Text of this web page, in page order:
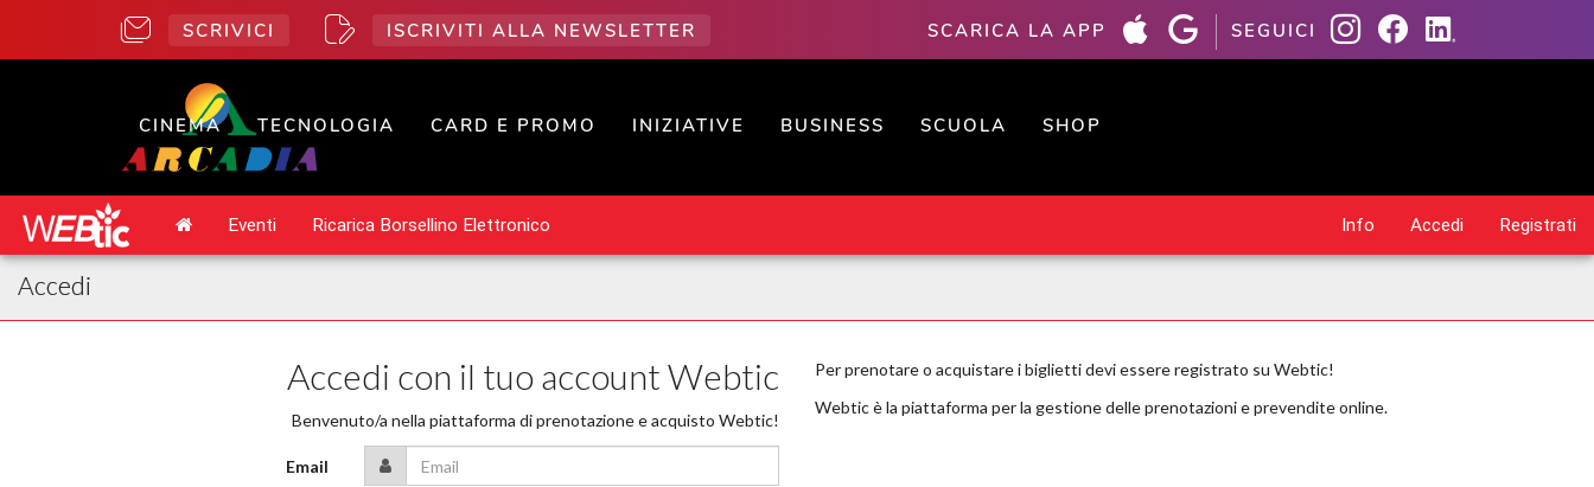
SCRIVICI ISCRIVITI ALLA NEWSLETTER SCARICA LA APP SEGUICI
CINEMA TECNOLOGIA CARD E PROMO INIZIATIVE BUSINESS SCUOLA SHOP